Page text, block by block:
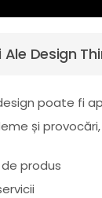
Ale Design
poate fi
și provocări,
produs